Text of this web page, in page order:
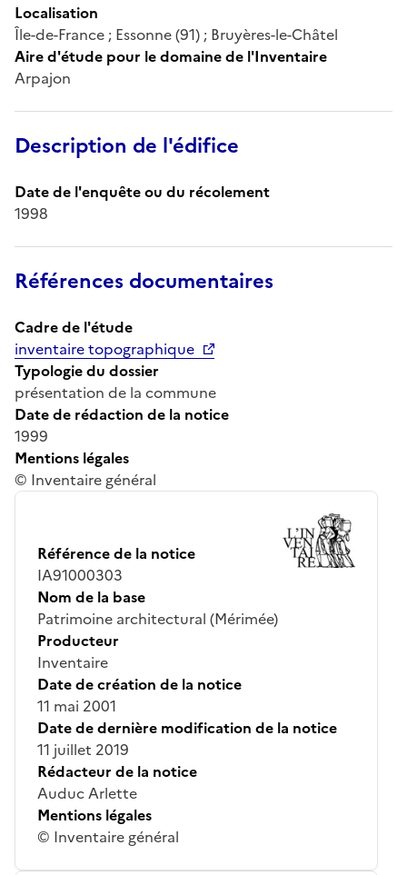
Localisation
Île-de-France ; Essonne (91) ; Bruyères-le-Châtel
Aire d'étude pour le domaine de l'Inventaire
Arpajon
Description de l'édifice
Date de l'enquête ou du récolement
1998
Références documentaires
Cadre de l'étude
inventaire topographique
Typologie du dossier
présentation de la commune
Date de rédaction de la notice
1999
Mentions légales
© Inventaire général
Référence de la notice
IA91000303
Nom de la base
Patrimoine architectural (Mérimée)
Producteur
Inventaire
Date de création de la notice
11 mai 2001
Date de dernière modification de la notice
11 juillet 2019
Rédacteur de la notice
Auduc Arlette
Mentions légales
© Inventaire général